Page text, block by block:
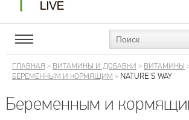
ГЛАВНАЯ > ВИТАМИНЫ И ДОБАВКИ > ВИТАМИНЫ
БЕРЕМЕННЫМ И КОРМЯЩИМ > NATURE'S WAY
Беременным и